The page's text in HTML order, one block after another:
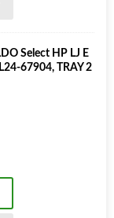
Select HP LJ E
67904, TRAY 2